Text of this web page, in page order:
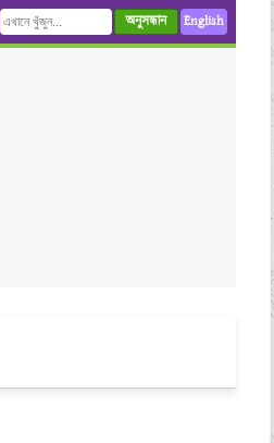
অনুসন্ধান English